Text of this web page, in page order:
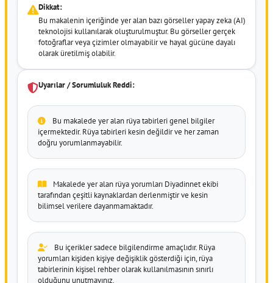
Dikkat:
Bu makalenin içeriğinde yer alan bazı görseller yapay zeka (AI)
teknolojisi kullanılarak oluşturulmuştur. Bu görseller gerçek
fotoğraflar veya çizimler olmayabilir ve hayal gücüne dayalı
olarak üretilmiş olabilir.
Uyarılar / Sorumluluk Reddi:
Bu makalede yer alan rüya tabirleri genel bilgiler
içermektedir. Rüya tabirleri kesin değildir ve her zaman
doğru yorumlanmayabilir.
Makalede yer alan rüya yorumları Diyadinnet ekibi
tarafından çeşitli kaynaklardan derlenmiştir ve kesin
bilimsel verilere dayanmamaktadır.
Bu içerikler sadece bilgilendirme amaçlıdır. Rüya
yorumları kişiden kişiye değişiklik gösterdiği için, rüya
tabirlerinin kişisel rehber olarak kullanılmasının sınırlı
olduğunu unutmayınız.